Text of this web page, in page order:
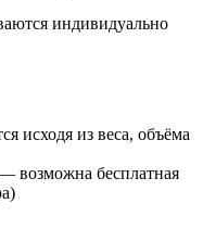
индивидуально
исходя из веса, объёма
возможна бесплатная